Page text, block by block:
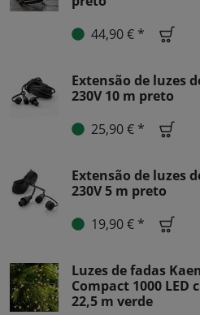
44,90 € *
Extensão de luzes
230V 10 m preto
25,90 € *
Extensão de luzes
230V 5 m preto
19,90 € *
Luzes de fadas
Compact 1000
22,5 m verde